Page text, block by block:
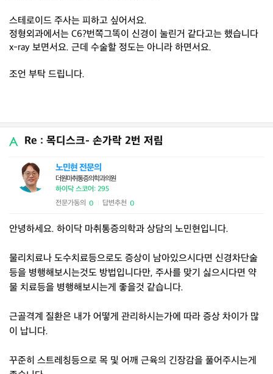
스테로이드 주사는 피하고 싶어서요.
정형외과에서는 C6?번쪽그똑이 신경이 눌린거 같다고는 했습니다
x-ray 보면서요. 근데 수술할 정도는 아니라 하면서요.
조언 부탁 드립니다.
Re : 목디스크- 손가락 2번 저림
노민현 전문의
더원마취통증의학과의원
하이닥 스코어: 295
전문가동의 0 답변추천 0
안녕하세요. 하이닥 마취통증의학과 상담의 노민현입니다.
물리치료나 도수치료등으로도 증상이 남아있으시다면 신경차단술
등을 병행해보시는것도 방법입니다만, 주사를 맞기 싫으시다면 약
물 치료등을 병행해보시는게 좋을것 같습니다.
근골격계 질환은 내가 어떻게 관리하시는가에 따라 증상 차이가 많
이 납니다.
꾸준히 스트레칭등으로 목 및 어깨 근육의 긴장감을 풀어주시는게